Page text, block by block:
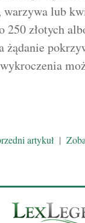
warzywa lub
złotych
żądanie
artykuł|